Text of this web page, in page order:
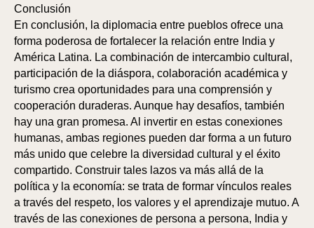
Conclusión
En conclusión, la diplomacia entre pueblos ofrece una
forma poderosa de fortalecer la relación entre India y
América Latina. La combinación de intercambio cultural,
participación de la diáspora, colaboración académica y
turismo crea oportunidades para una comprensión y
cooperación duraderas. Aunque hay desafíos, también
hay una gran promesa. Al invertir en estas conexiones
humanas, ambas regiones pueden dar forma a un futuro
más unido que celebre la diversidad cultural y el éxito
compartido. Construir tales lazos va más allá de la
política y la economía: se trata de formar vínculos reales
a través del respeto, los valores y el aprendizaje mutuo. A
través de las conexiones de persona a persona, India y